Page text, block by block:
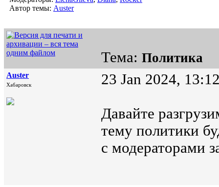
Автор темы: Auster
Тема: Политика
Auster
Хабаровск 23 Jan 2024,
Давайте
тему политики
с модераторами